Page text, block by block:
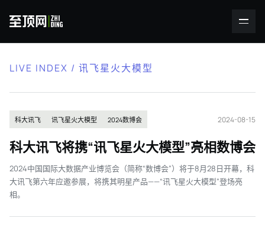
LIVE INDEX / 讯飞星火大模型
科大讯飞 讯飞星火大模型 2024数博会 2024-08-15
科大讯飞将携“讯飞星火大模型”亮相数博会
2024中国国际大数据产业博览会（简称“数博会”）将于8月28日开幕，科
大讯飞第六年应邀参展，将携其明星产品——“讯飞星火大模型”登场亮
相。